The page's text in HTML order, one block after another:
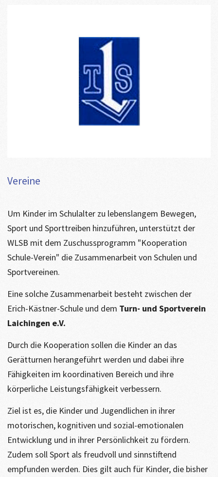
Vereine
Um Kinder im Schulalter zu lebenslangem Bewegen,
Sport und Sporttreiben hinzuführen, unterstützt der
WLSB mit dem Zuschussprogramm "Kooperation
Schule-Verein" die Zusammenarbeit von Schulen und
Sportvereinen.
Eine solche Zusammenarbeit besteht zwischen der
Erich-Kästner-Schule und dem Turn- und Sportverein
Laichingen e.V.
Durch die Kooperation sollen die Kinder an das
Gerätturnen herangeführt werden und dabei ihre
Fähigkeiten im koordinativen Bereich und ihre
körperliche Leistungsfähigkeit verbessern.
Ziel ist es, die Kinder und Jugendlichen in ihrer
motorischen, kognitiven und sozial-emotionalen
Entwicklung und in ihrer Persönlichkeit zu fördern.
Zudem soll Sport als freudvoll und sinnstiftend
empfunden werden. Dies gilt auch für Kinder, die bisher